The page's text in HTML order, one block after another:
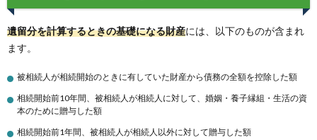
遺留分を計算するときの基礎になる財産には、以下のものが含まれ
ます。
被相続人が相続開始のときに有していた財産から債務の全額を控除した額
相続開始前10年間、被相続人が相続人に対して、婚姻・養子縁組・生活の資
本のために贈与した額
相続開始前1年間、被相続人が相続人以外に対して贈与した額